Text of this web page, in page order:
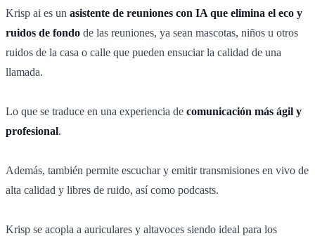
Krisp ai es un asistente de reuniones con IA que elimina el eco y
ruidos de fondo de las reuniones, ya sean mascotas, niños u otros
ruidos de la casa o calle que pueden ensuciar la calidad de una
llamada.
Lo que se traduce en una experiencia de comunicación más ágil y
profesional.
Además, también permite escuchar y emitir transmisiones en vivo de
alta calidad y libres de ruido, así como podcasts.
Krisp se acopla a auriculares y altavoces siendo ideal para los